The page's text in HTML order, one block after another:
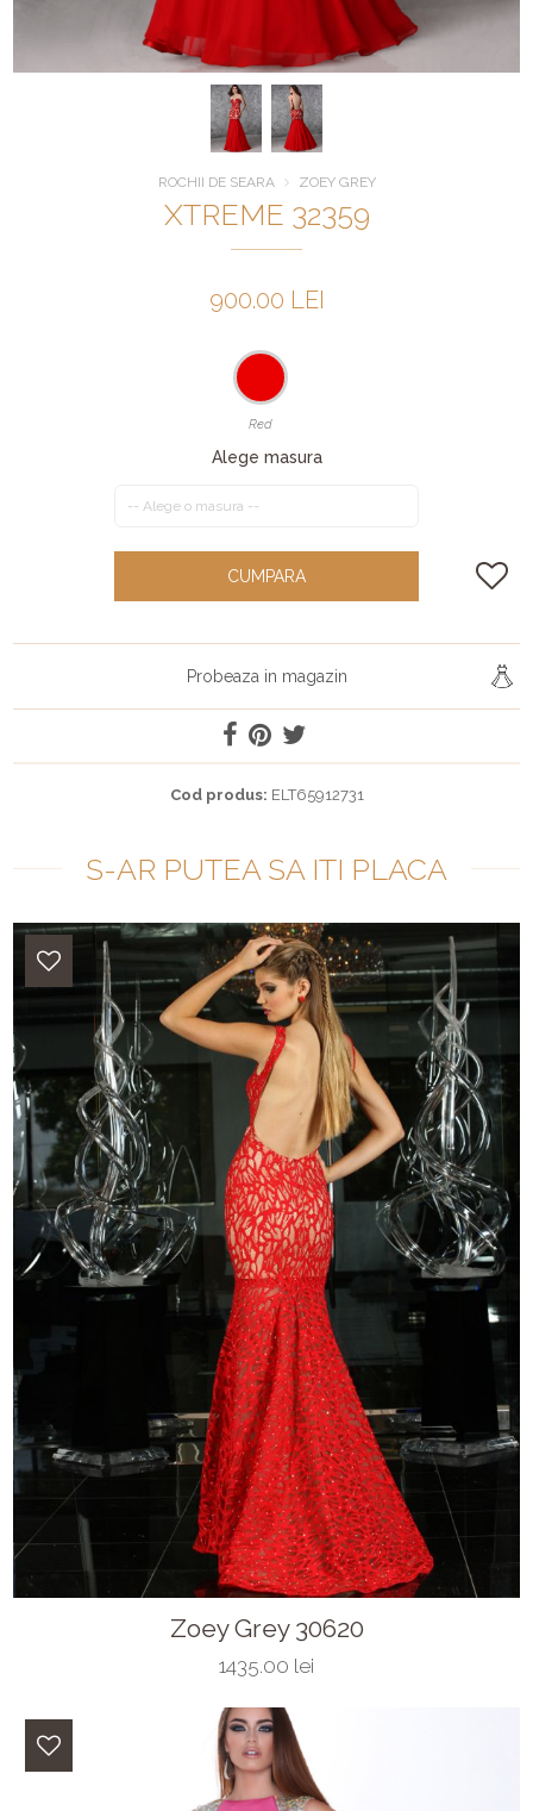
ROCHII DE SEARA ZOEY GREY
XTREME 32359
900.00 LEI
Red
Alege masura
CUMPARA
Probeaza in magazin
Cod produs: ELT65912731
S-AR PUTEA SA ITI PLACA
Zoey Grey 30620
1435.00 lei